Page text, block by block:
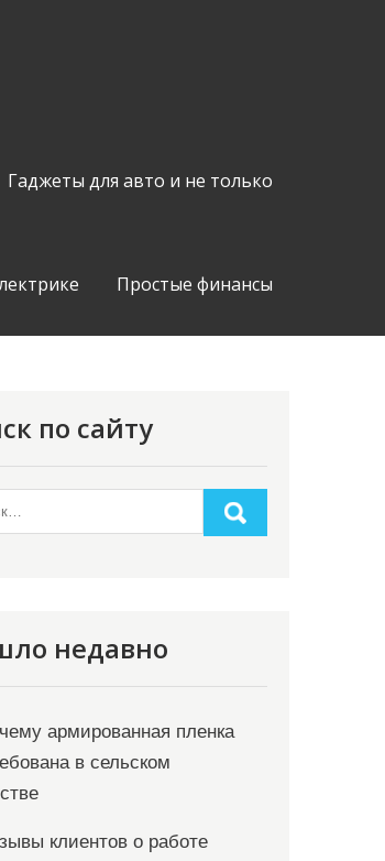
Гаджеты для авто и не только
Простые финансы
по сайту
недавно
армированная пленка
в сельском
клиентов о работе